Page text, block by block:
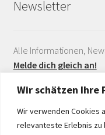
Wir schätzen Ihre
Wir verwenden Cookies
relevanteste Erlebnis
Newsletter
Alle Informationen,
Melde dich gleich an!